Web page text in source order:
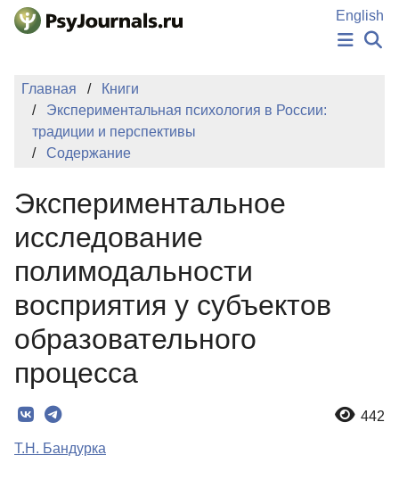
Перейти к основному содержанию
English
ПОДАТЬ РУКОПИСЬ
Регистрация
Главная
Книги
Экспериментальная психология в России:
традиции и перспективы
Содержание
Экспериментальное
исследование
полимодальности
восприятия у субъектов
образовательного
процесса
442
Т.Н. Бандурка